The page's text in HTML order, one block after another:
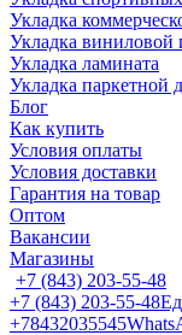
Укладка
Укладка виниловой
Укладка ламината
Укладка паркетной
Блог
Как купить
Условия оплаты
Условия доставки
Гарантия на товар
Оптом
Вакансии
Магазины
+7 (843) 203-55-48
+7 (843) 203-55-48
+78432035545